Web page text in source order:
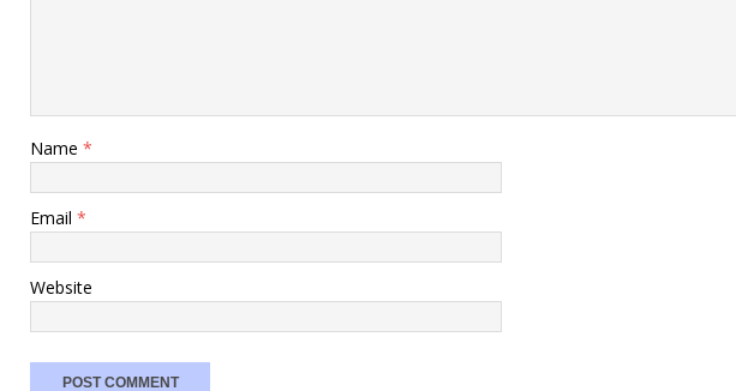
Name *
Email *
Website